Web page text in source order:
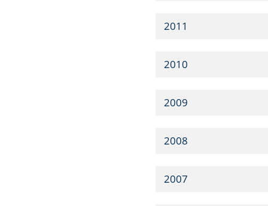
2011
2010
2009
2008
2007